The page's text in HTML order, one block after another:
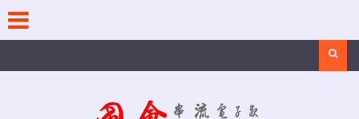
content